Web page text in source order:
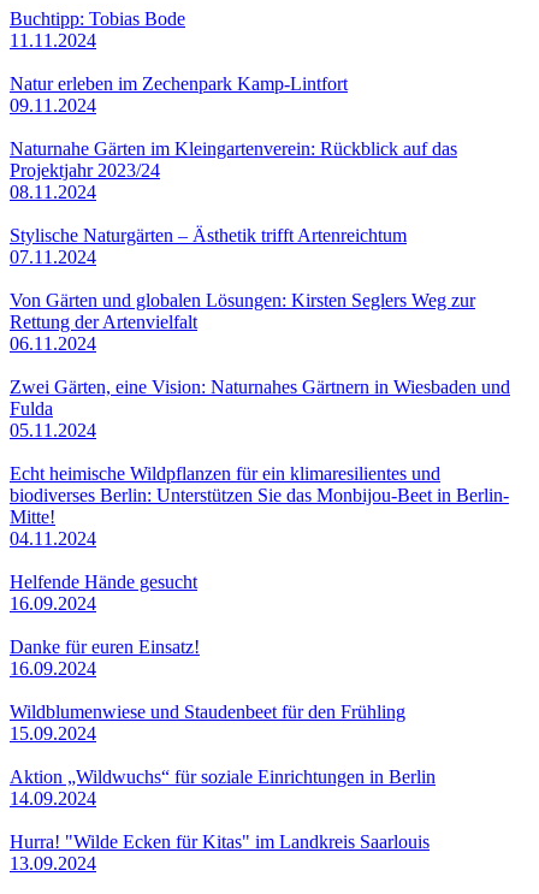
Buchtipp: Tobias Bode
11.11.2024
Natur erleben im Zechenpark Kamp-Lintfort
09.11.2024
Naturnahe Gärten im Kleingartenverein: Rückblick auf das
Projektjahr 2023/24
08.11.2024
Stylische Naturgärten – Ästhetik trifft Artenreichtum
07.11.2024
Von Gärten und globalen Lösungen: Kirsten Seglers Weg zur
Rettung der Artenvielfalt
06.11.2024
Zwei Gärten, eine Vision: Naturnahes Gärtnern in Wiesbaden und
Fulda
05.11.2024
Echt heimische Wildpflanzen für ein klimaresilientes und
biodiverses Berlin: Unterstützen Sie das Monbijou-Beet in Berlin-
Mitte!
04.11.2024
Helfende Hände gesucht
16.09.2024
Danke für euren Einsatz!
16.09.2024
Wildblumenwiese und Staudenbeet für den Frühling
15.09.2024
Aktion „Wildwuchs“ für soziale Einrichtungen in Berlin
14.09.2024
Hurra! "Wilde Ecken für Kitas" im Landkreis Saarlouis
13.09.2024